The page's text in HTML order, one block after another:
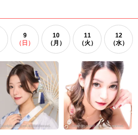
9
（日）
10
（月）
11
（火）
12
（水）